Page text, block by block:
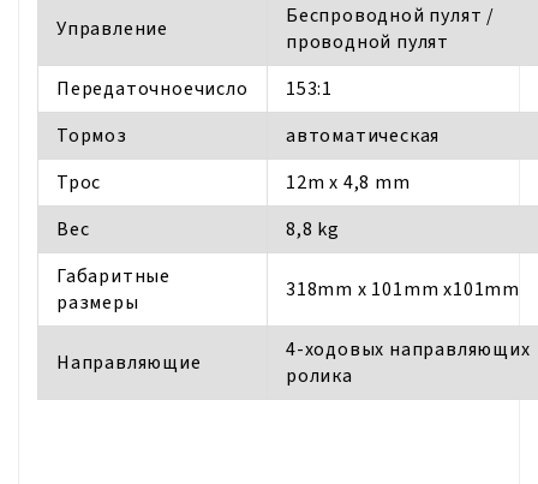
Управление
Беспроводной пулят /
проводной пулят
Передаточноечисло
153:1
Тормоз
автоматическая
Трос
12m x 4,8 mm
Bес
8,8 kg
Габаритные
размеры
318mm x 101mm x101mm
Направляющие
4-ходовых направляющих
ролика